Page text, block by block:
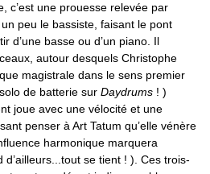
c’est une prouesse relevée par
peu le bassiste, faisant le pont
d’une basse ou d’un piano. Il
autour desquels Christophe
magistrale dans le sens premier
de batterie sur Daydrums ! )
joue avec une vélocité et une
penser à Art Tatum qu’elle vénère
harmonique marquera
se tient ! ). Ces trois-